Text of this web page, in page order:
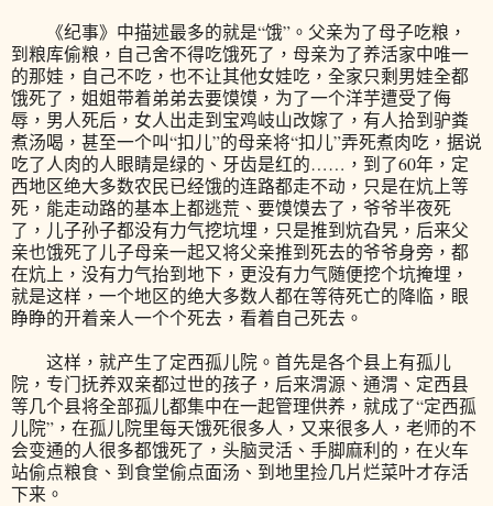
《纪事》中描述最多的就是“饿”。父亲为了母子吃粮，
到粮库偷粮，自己舍不得吃饿死了，母亲为了养活家中唯一
的那娃，自己不吃，也不让其他女娃吃，全家只剩男娃全都
饿死了，姐姐带着弟弟去要馍馍，为了一个洋芋遭受了侮
辱，男人死后，女人出走到宝鸡岐山改嫁了，有人拾到驴粪
煮汤喝，甚至一个叫“扣儿”的母亲将“扣儿”弄死煮肉吃，据说
吃了人肉的人眼睛是绿的、牙齿是红的……，到了60年，定
西地区绝大多数农民已经饿的连路都走不动，只是在炕上等
死，能走动路的基本上都逃荒、要馍馍去了，爷爷半夜死
了，儿子孙子都没有力气挖坑埋，只是推到炕旮旯，后来父
亲也饿死了儿子母亲一起又将父亲推到死去的爷爷身旁，都
在炕上，没有力气抬到地下，更没有力气随便挖个坑掩埋，
就是这样，一个地区的绝大多数人都在等待死亡的降临，眼
睁睁的开着亲人一个个死去，看着自己死去。
这样，就产生了定西孤儿院。首先是各个县上有孤儿
院，专门抚养双亲都过世的孩子，后来渭源、通渭、定西县
等几个县将全部孤儿都集中在一起管理供养，就成了“定西孤
儿院”，在孤儿院里每天饿死很多人，又来很多人，老师的不
会变通的人很多都饿死了，头脑灵活、手脚麻利的，在火车
站偷点粮食、到食堂偷点面汤、到地里捡几片烂菜叶才存活
下来。